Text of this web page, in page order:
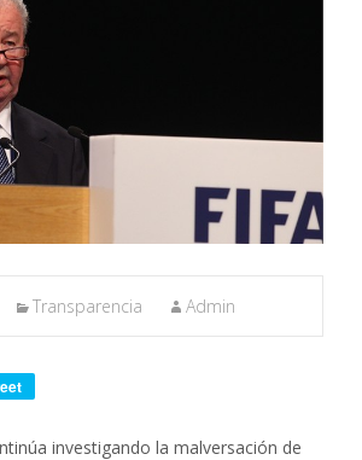
Transparencia Admin
investigando la malversación de